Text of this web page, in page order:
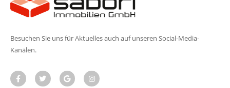
Besuchen Sie uns für Aktuelles auch auf unseren Social-Media-
Kanälen.